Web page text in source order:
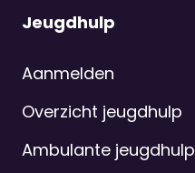
Jeugdhulp
Aanmelden
Overzicht jeugdhulp
Ambulante jeugdhulp